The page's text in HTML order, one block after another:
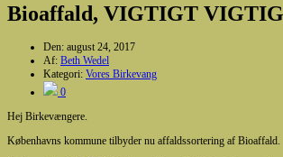
Bioaffald, VIGTIGT
Den: august 24, 2017
Af: Beth Wedel
Kategori: Vores Birkevang
0
Hej Birkevængere.
Københavns kommune tilbyder nu affaldssortering af Bioaffald.